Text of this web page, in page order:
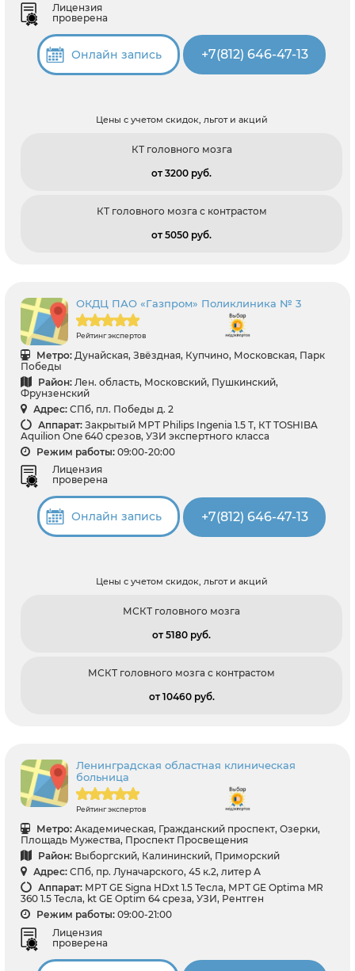
Лицензия
проверена
Онлайн запись +7(812) 646-47-13
Цены с учетом скидок, льгот и акций
КТ головного мозга
от 3200 pуб.
КТ головного мозга с контрастом
от 5050 pуб.
ОКДЦ ПАО «Газпром» Поликлиника № 3
Рейтинг экспертов
Метро: Дунайская, Звёздная, Купчино, Московская, Парк
Победы
Район: Лен. область, Московский, Пушкинский,
Фрунзенский
Адрес: СПб, пл. Победы д. 2
Аппарат: Закрытый МРТ Philips Ingenia 1.5 Т, КТ TOSHIBA
Aquilion One 640 срезов, УЗИ экспертного класса
Режим работы: 09:00-20:00
Лицензия
проверена
Онлайн запись +7(812) 646-47-13
Цены с учетом скидок, льгот и акций
МСКТ головного мозга
от 5180 pуб.
МСКТ головного мозга с контрастом
от 10460 pуб.
Ленинградская областная клиническая
больница
Рейтинг экспертов
Метро: Академическая, Гражданский проспект, Озерки,
Площадь Мужества, Проспект Просвещения
Район: Выборгский, Калининский, Приморский
Адрес: СПб, пр. Луначарского, 45 к.2, литер А
Аппарат: МРТ GE Signa HDxt 1.5 Тесла, МРТ GE Optima MR
360 1.5 Тесла, kt GE Optim 64 среза, УЗИ, Рентген
Режим работы: 09:00-21:00
Лицензия
проверена